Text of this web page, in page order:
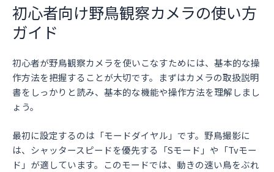
初心者向け野鳥観察カメラの使い方
ガイド
初心者が野鳥観察カメラを使いこなすためには、基本的な操
作方法を把握することが大切です。まずはカメラの取扱説明
書をしっかりと読み、基本的な機能や操作方法を理解しまし
ょう。
最初に設定するのは「モードダイヤル」です。野鳥撮影に
は、シャッタースピードを優先する「Sモード」や「Tvモー
ド」が適しています。このモードでは、動きの速い鳥をぶれ